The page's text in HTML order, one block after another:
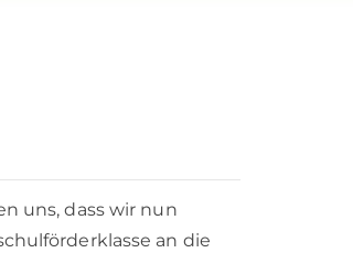
uns, dass wir nun
an die